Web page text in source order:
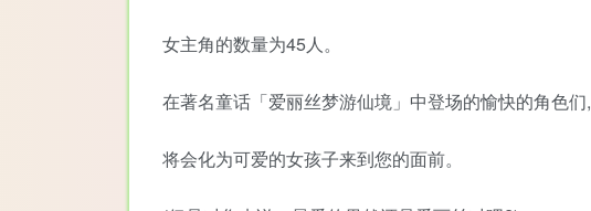
女主角的数量为45人。
在著名童话「爱丽丝梦游仙境」中登场的愉快的角色们,
将会化为可爱的女孩子来到您的面前。